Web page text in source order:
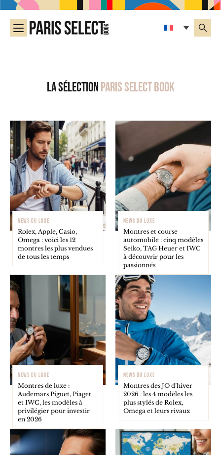
La sélectionParis Select Book
NEWS DU LUXE
Rolex, Apple, Casio,
Omega : voici les 12
montres les plus vendues
de tous les temps
NEWS DU LUXE
Montres et course
automobile : cinq modèles
Seiko, TAG Heuer et IWC
à découvrir pour les
passionnés
NEWS DU LUXE
Montres de luxe :
Audemars Piguet, Piaget
et IWC, les modèles à
privilégier pour investir
en 2026
NEWS DU LUXE
Montres des JO d’hiver
2026 : les 4 modèles les
plus stylés de Rolex,
Omega et leurs rivaux